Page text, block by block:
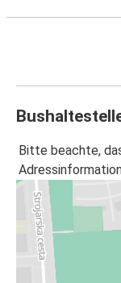
Bitte beachte,